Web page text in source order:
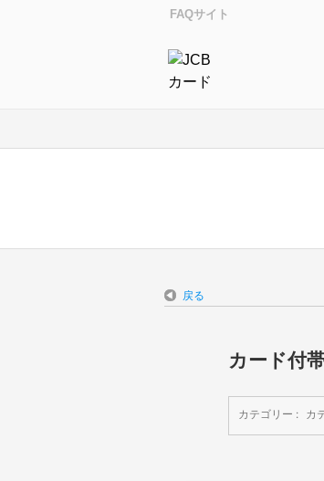
FAQサイト
戻る
カード付
カテゴリー : カ